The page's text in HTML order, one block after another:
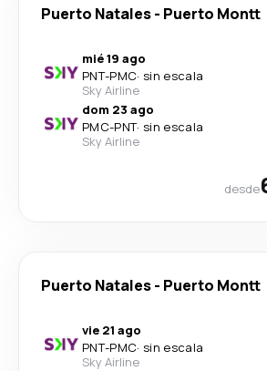
Puerto Natales- Puerto Montt
mié 19 ago
PNT-PMC· sin escala
Sky Airline
dom 23 ago
PMC-PNT· sin escala
Sky Airline
desde
Puerto Natales- Puerto Montt
vie 21 ago
PNT-PMC· sin escala
Sky Airline